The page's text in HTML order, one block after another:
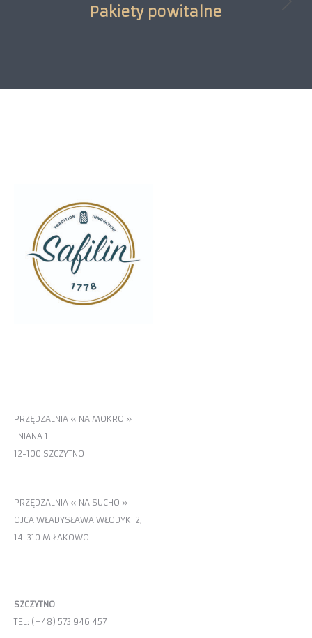
Next
Pakiety powitalne
PRZĘDZALNIA « NA MOKRO »
LNIANA 1
12-100 SZCZYTNO
PRZĘDZALNIA « NA SUCHO »
OJCA WŁADYSŁAWA WŁODYKI 2,
14-310 MIŁAKOWO
SZCZYTNO
TEL: (+48) 573 946 457